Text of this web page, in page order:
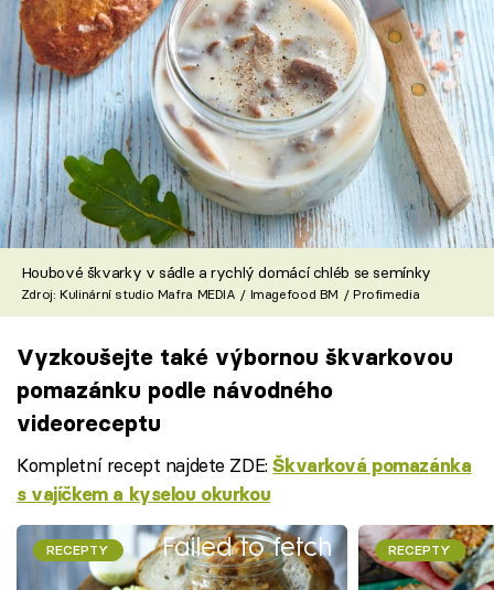
Houbové škvarky v sádle a rychlý domácí chléb se semínky
Zdroj: Kulinární studio Mafra MEDIA / Imagefood BM / Profimedia
Vyzkoušejte také výbornou škvarkovou
pomazánku podle návodného
videoreceptu
Kompletní recept najdete ZDE:Škvarková pomazánka
s vajíčkem a kyselou okurkou
Failed to fetch
RECEPTY RECEPTY